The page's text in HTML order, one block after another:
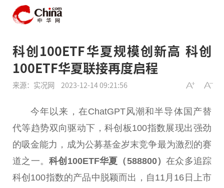
科创100ETF华夏规模创新高 科创
100ETF华夏联接再度启程
来源：实况网 2023-12-14 09:21:56
今年以来，在ChatGPT风潮和半导体国产替
代等趋势双向驱动下，科创板100指数展现出强劲
的吸金能力，成为公募基金岁末竞争最为激烈的赛
道之一。 科创100ETF华夏（588800） 在众多追踪
科创100指数的产品中脱颖而出，自11月16日上市